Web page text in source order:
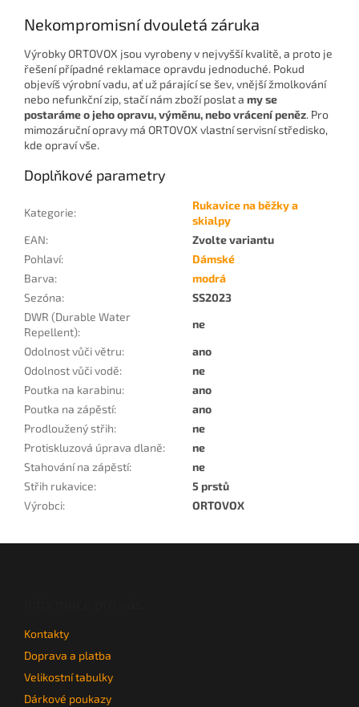
Nekompromisní dvouletá záruka
Výrobky ORTOVOX jsou vyrobeny v nejvyšší kvalitě, a proto je
řešení případné reklamace opravdu jednoduché. Pokud
objevíš výrobní vadu, ať už párající se šev, vnější žmolkování
nebo nefunkční zip, stačí nám zboží poslat a my se
postaráme o jeho opravu, výměnu, nebo vrácení peněz. Pro
mimozáruční opravy má ORTOVOX vlastní servisní středisko,
kde opraví vše.
Doplňkové parametry
Kategorie:
Rukavice na běžky a
skialpy
EAN:
Zvolte variantu
Pohlaví:
Dámské
Barva:
modrá
Sezóna:
SS2023
DWR (Durable Water
Repellent):
ne
Odolnost vůči větru:
ano
Odolnost vůči vodě:
ne
Poutka na karabinu:
ano
Poutka na zápěstí:
ano
Prodloužený střih:
ne
Protiskluzová úprava dlaně:
ne
Stahování na zápěstí:
ne
Střih rukavice:
5 prstů
Výrobci: ORTOVOX
Kontakty
Doprava a platba
Velikostní tabulky
Dárkové poukazy